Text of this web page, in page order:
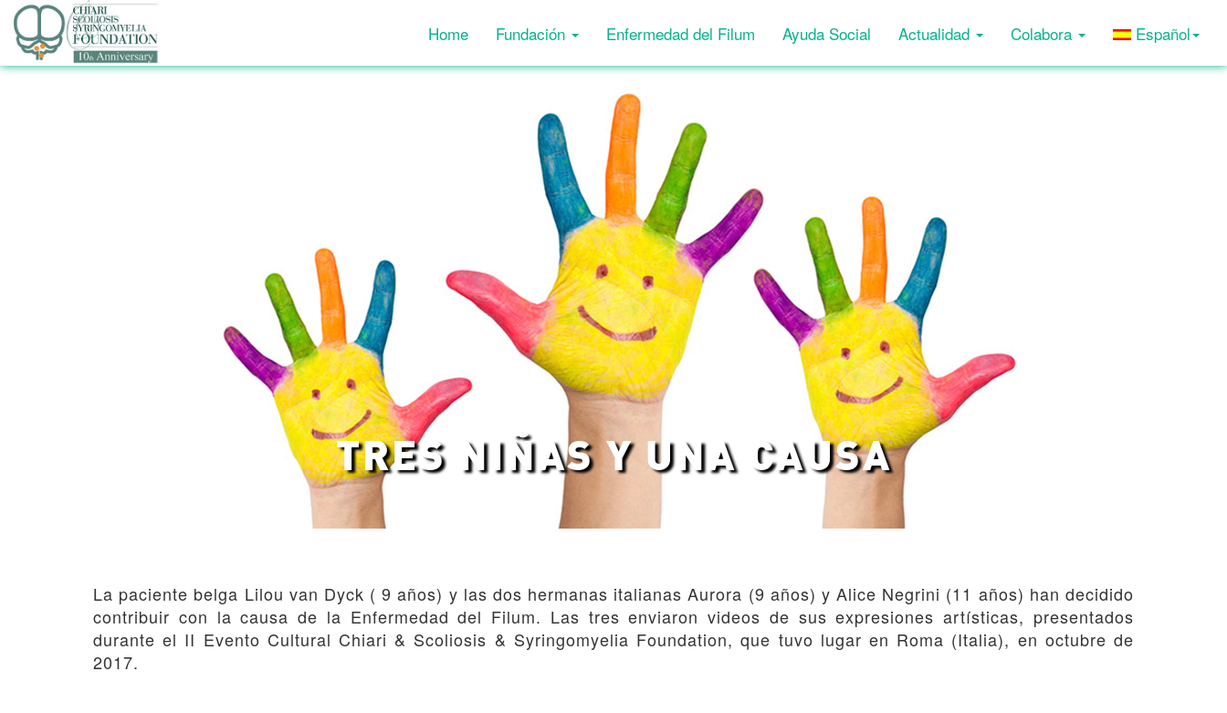
Español
Home Fundación Enfermedad del Filum Ayuda Social Actualidad Colabora
TRES NIÑAS Y UNA CAUSA
La paciente belga Lilou van Dyck ( 9 años) y las dos hermanas italianas Aurora (9 años) y Alice Negrini (11 años) han decidido
contribuir con la causa de la Enfermedad del Filum. Las tres enviaron videos de sus expresiones artísticas, presentados
durante el II Evento Cultural Chiari & Scoliosis & Syringomyelia Foundation, que tuvo lugar en Roma (Italia), en octubre de
2017.